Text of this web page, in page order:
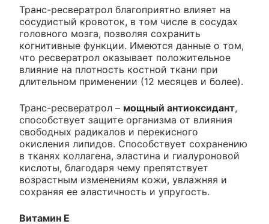
Транс-ресвератрол благоприятно влияет на
сосудистый кровоток, в том числе в сосудах
головного мозга, позволяя сохранить
когнитивные функции. Имеются данные о том,
что ресвератрол оказывает положительное
влияние на плотность костной ткани при
длительном применении (12 месяцев и более).
Транс-ресвератрол – мощный антиоксидант,
способствует защите организма от влияния
свободных радикалов и перекисного
окисления липидов. Способствует сохранению
в тканях коллагена, эластина и гиалуроновой
кислоты, благодаря чему препятствует
возрастным изменениям кожи, увлажняя и
сохраняя ее эластичность и упругость.
Витамин Е